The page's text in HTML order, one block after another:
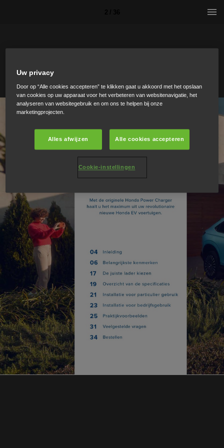
Uw privacy
Door op “Alle cookies accepteren” te klikken gaat u akkoord met het opslaan
van cookies op uw apparaat voor het verbeteren van websitenavigatie, het
analyseren van websitegebruik en om ons te helpen bij onze
marketingprojecten.
Alles afwijzen Alle cookies accepteren
Cookie-instellingen